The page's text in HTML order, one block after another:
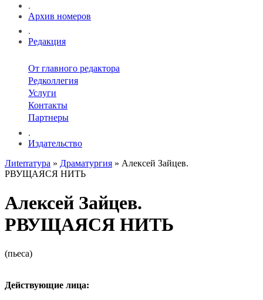
.
Архив номеров
.
Редакция
От главного редактора
Редколлегия
Услуги
Контакты
Партнеры
.
Издательство
Лиterraтура » Драматургия » Алексей Зайцев.
РВУЩАЯСЯ НИТЬ
Алексей Зайцев.
РВУЩАЯСЯ НИТЬ
(пьеса)
Действующие лица: